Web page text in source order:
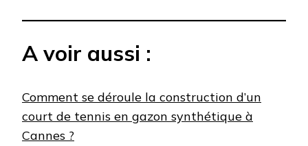
A voir aussi :
Comment se déroule la construction d’un
court de tennis en gazon synthétique à
Cannes ?